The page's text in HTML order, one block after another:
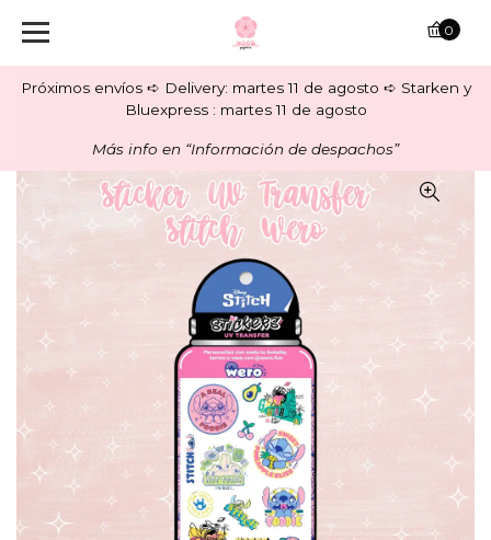
Próximos envíos ➪ Delivery: martes 11 de agosto ➪ Starken y
Bluexpress : martes 11 de agosto
Más info en “Información de despachos”
0